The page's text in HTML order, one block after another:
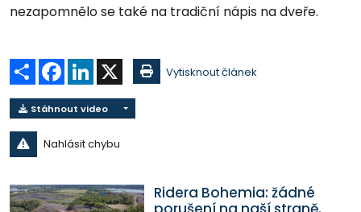
nezapomnělo se také na tradiční nápis na dveře.
Sdílet Facebook
LinkedIn Vytisknout článek
Stáhnout video
Nahlásit chybu
Ridera Bohemia: žádné